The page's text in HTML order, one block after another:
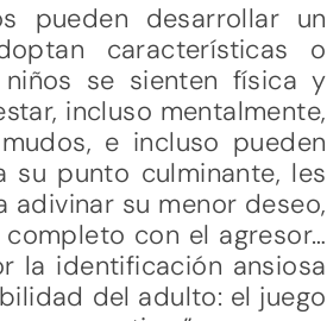
pueden desarrollar un
características o
se sienten física y
incluso mentalmente,
e incluso pueden
su punto culminante, les
su menor deseo,
con el agresor…
la identificación ansiosa
del adulto: el juego